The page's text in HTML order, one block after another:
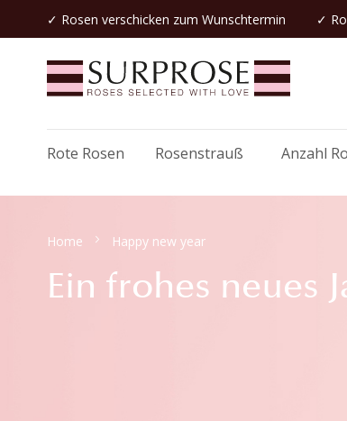
✓ Rosen verschicken zum Wunschtermin ✓
Rote Rosen Rosenstrauß Anzahl
Ein frohes neues
Home Happy new year